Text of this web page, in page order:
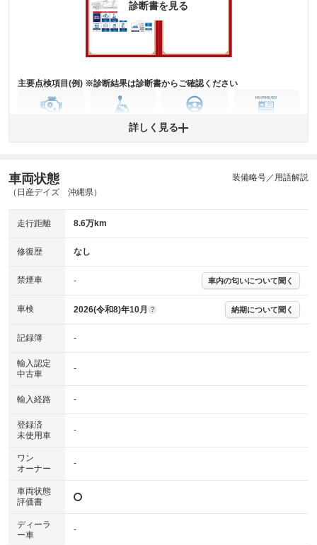
※グー鑑定は保証サービスではございません。購入時は必ず現車をご確認
※実際にお渡しするコンディションチェックシートにつきましては、形式
※グー鑑定の評価はあくまでも記載している鑑定日の鑑定結果となりま
診断書を見る
主要点検項目(例) ※診断結果は診断書からご確認ください
ミッション
ステアリング
ABS その他
※グー故障診断は保証サービスではございません。購入時は必ず現車をご
※実際にお渡しする故障診断書につきましては、形式および表示項目が異
※グー故障診断書はあくまでも実施時点での診断結果となります。将来に
わたり車両状態を担保するものではありませんので、車両情報等の詳細は
詳しく見る
車両状態
（日産デイズ 沖縄県）
装備略号／用語解説
走行距離 8.6万km
修復歴 なし
禁煙車 - 車内の匂いについて聞く
車検 2026(令和8)年10月 ? 納期について聞く
記録簿 -
輸入認定
中古車
-
輸入経路 -
登録済
未使用車
-
ワン
オーナー
-
車両状態
評価書
ディーラ
ー車
-